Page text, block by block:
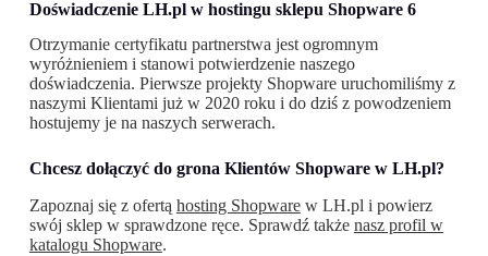
Doświadczenie LH.pl w hostingu sklepu Shopware 6
Otrzymanie certyfikatu partnerstwa jest ogromnym
wyróżnieniem i stanowi potwierdzenie naszego
doświadczenia. Pierwsze projekty Shopware uruchomiliśmy z
naszymi Klientami już w 2020 roku i do dziś z powodzeniem
hostujemy je na naszych serwerach.
Chcesz dołączyć do grona Klientów Shopware w LH.pl?
Zapoznaj się z ofertą hosting Shopwarew LH.pl i powierz
swój sklep w sprawdzone ręce. Sprawdź także nasz profil w
katalogu Shopware.